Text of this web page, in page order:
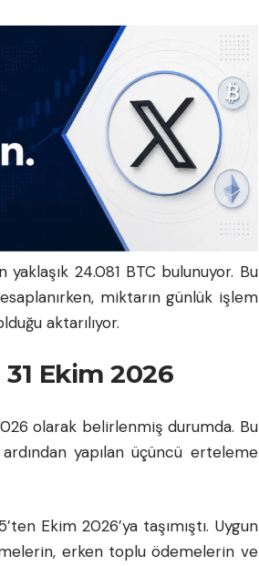
24.081 BTC bulunuyor. Bu
miktarın günlük işlem
aktarılıyor.
Ekim 2026
olarak belirlenmiş durumda. Bu
yapılan üçüncü erteleme
Ekim 2026’ya taşımıştı. Uygun
erken toplu ödemelerin ve